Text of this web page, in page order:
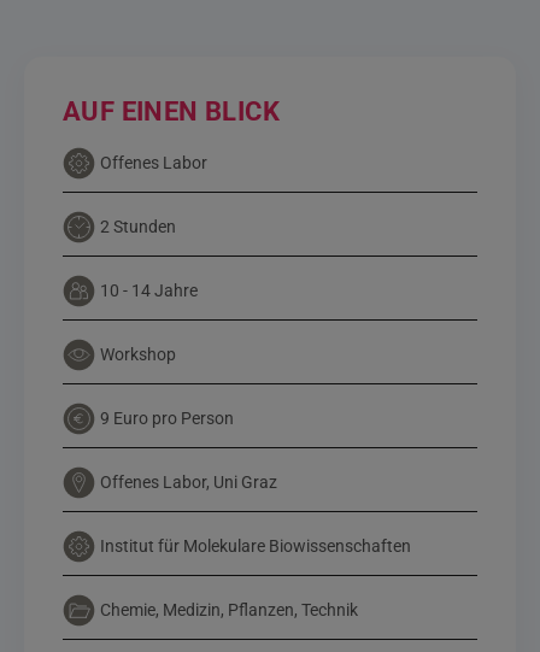
AUF EINEN BLICK
Offenes Labor
2 Stunden
10 - 14 Jahre
Workshop
9 Euro pro Person
Offenes Labor, Uni Graz
Institut für Molekulare Biowissenschaften
Chemie, Medizin, Pflanzen, Technik